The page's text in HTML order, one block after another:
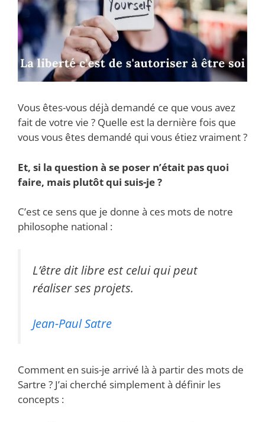
Vous êtes-vous déjà demandé ce que vous avez
fait de votre vie ? Quelle est la dernière fois que
vous vous êtes demandé qui vous étiez vraiment ?
Et, si la question à se poser n’était pas quoi
faire, mais plutôt qui suis-je ?
C’est ce sens que je donne à ces mots de notre
philosophe national :
L’être dit libre est celui qui peut
réaliser ses projets.
Jean-Paul Satre
Comment en suis-je arrivé là à partir des mots de
Sartre ? J’ai cherché simplement à définir les
concepts :